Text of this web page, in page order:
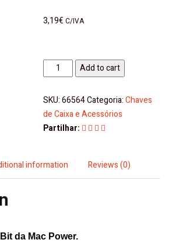
3,19€ C/IVA
Chave
de
Caixa
C/
Bit
T30
Mac
Add to cart
SKU:66564Categoria: Chaves
de Caixa e Acessórios
Partilhar:
information Reviews (0)
da Mac Power.